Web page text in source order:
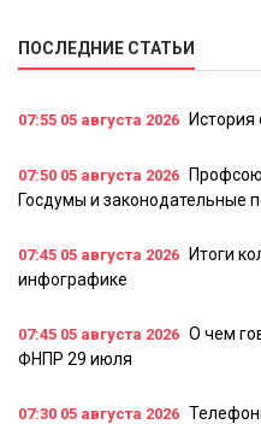
ПОСЛЕДНИЕ СТАТЬИ
07:55 05 августа 2026 История
07:50 05 августа 2026
Госдумы и законодательные
07:45 05 августа 2026
Итоги
инфографике
07:45 05 августа 2026 О чем
ФНПР 29 июля
07:30 05 августа 2026